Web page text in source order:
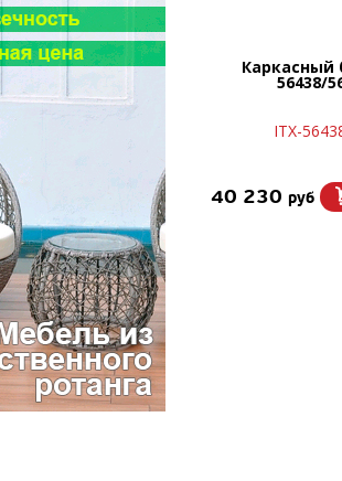
Каркасный
56438/
ITX-
40 230 руб